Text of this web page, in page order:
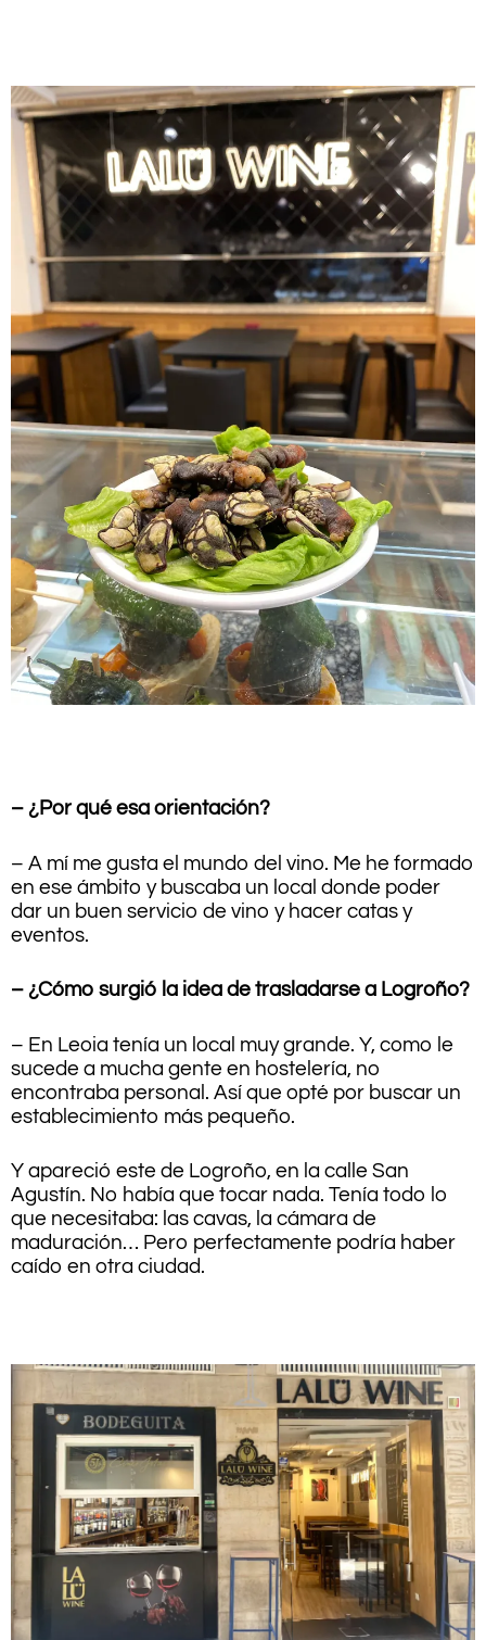
– ¿Por qué esa orientación?
– A mí me gusta el mundo del vino. Me he formado
en ese ámbito y buscaba un local donde poder
dar un buen servicio de vino y hacer catas y
eventos.
– ¿Cómo surgió la idea de trasladarse a Logroño?
– En Leoia tenía un local muy grande. Y, como le
sucede a mucha gente en hostelería, no
encontraba personal. Así que opté por buscar un
establecimiento más pequeño.
Y apareció este de Logroño, en la calle San
Agustín. No había que tocar nada. Tenía todo lo
que necesitaba: las cavas, la cámara de
maduración… Pero perfectamente podría haber
caído en otra ciudad.